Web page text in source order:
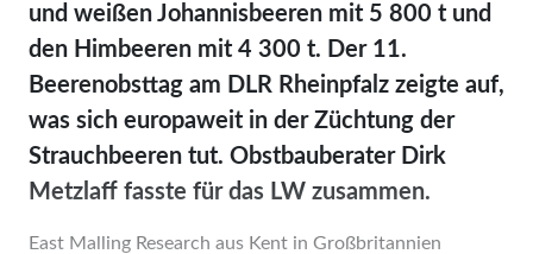
und weißen Johannisbeeren mit 5 800 t und
den Himbeeren mit 4 300 t. Der 11.
Beerenobsttag am DLR Rheinpfalz zeigte auf,
was sich europaweit in der Züchtung der
Strauchbeeren tut. Obstbauberater Dirk
Metzlaff fasste für das LW zusammen.
East Malling Research aus Kent in Großbritannien